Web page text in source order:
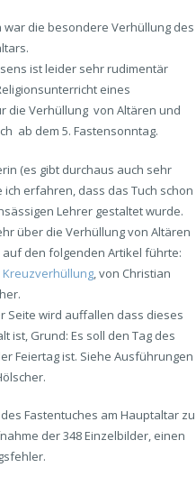
die besondere Verhüllung des
ist leider sehr rudimentär
eines
die Verhüllung von Altären und
ab dem 5. Fastensonntag.
(es gibt durchaus auch sehr
erfahren, dass das Tuch schon
Lehrer gestaltet wurde.
über die Verhüllung von Altären
den folgenden Artikel führte:
, von Christian
Seite wird auffallen dass dieses
ist, Grund: Es soll den Tag des
Feiertag ist. Siehe Ausführungen
Fastentuches am Hauptaltar zu
der 348 Einzelbilder, einen